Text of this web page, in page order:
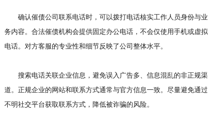
确认催债公司联系电话时，可以拨打电话核实工作人员身份与业
务内容。合法催债机构会提供固定办公电话，不会仅使用手机或虚拟
电话。对方客服的专业性和细节反映了公司整体水平。
搜索电话关联企业信息，避免误入广告多、信息混乱的非正规渠
道。正规企业的网站和联系方式通常与官方信息一致。尽量避免通过
不明社交平台获取联系方式，降低被诈骗的风险。